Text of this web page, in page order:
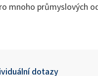
mnoho průmyslových
dotazy